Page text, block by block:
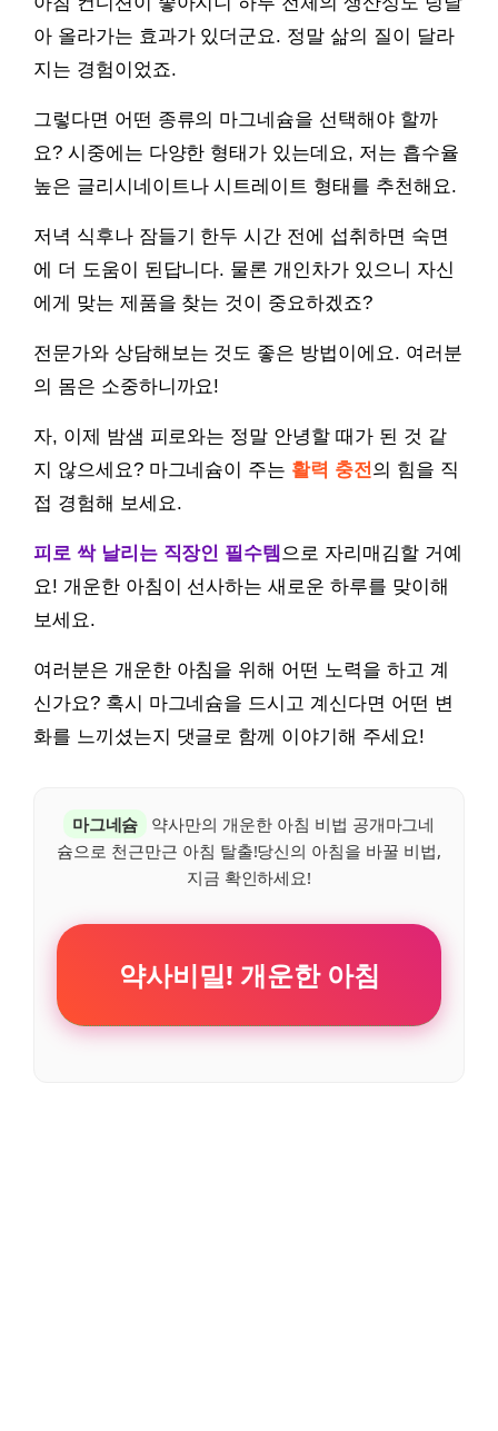
아 올라가는 효과가 있더군요. 정말 삶의 질이 달라
지는 경험이었죠.
그렇다면 어떤 종류의 마그네슘을 선택해야 할까
요? 시중에는 다양한 형태가 있는데요, 저는 흡수율
높은 글리시네이트나 시트레이트 형태를 추천해요.
저녁 식후나 잠들기 한두 시간 전에 섭취하면 숙면
에 더 도움이 된답니다. 물론 개인차가 있으니 자신
에게 맞는 제품을 찾는 것이 중요하겠죠?
전문가와 상담해보는 것도 좋은 방법이에요. 여러분
의 몸은 소중하니까요!
자, 이제 밤샘 피로와는 정말 안녕할 때가 된 것 같
지 않으세요? 마그네슘이 주는 활력 충전 의 힘을 직
접 경험해 보세요.
피로 싹 날리는 직장인 필수템 으로 자리매김할 거예
요! 개운한 아침이 선사하는 새로운 하루를 맞이해
보세요.
여러분은 개운한 아침을 위해 어떤 노력을 하고 계
신가요? 혹시 마그네슘을 드시고 계신다면 어떤 변
화를 느끼셨는지 댓글로 함께 이야기해 주세요!
마그네슘
약사만의 개운한 아침 비법 공개마그네
슘으로 천근만근 아침 탈출!당신의 아침을 바꿀 비법,
지금 확인하세요!
약사비밀! 개운한 아침